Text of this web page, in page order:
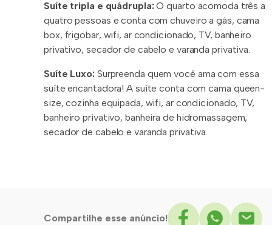
Suíte tripla e quádrupla:O quarto acomoda três a
quatro pessoas e conta com chuveiro a gás, cama
box, frigobar, wifi, ar condicionado, TV, banheiro
privativo, secador de cabelo e varanda privativa.
Suíte Luxo:Surpreenda quem você ama com essa
suíte encantadora! A suíte conta com cama queen-
size, cozinha equipada, wifi, ar condicionado, TV,
banheiro privativo, banheira de hidromassagem,
secador de cabelo e varanda privativa.
Compartilhe esse anúncio!